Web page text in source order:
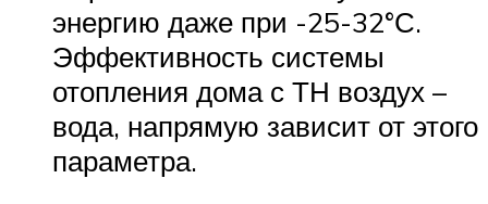
энергию даже при -25-32°С.
Эффективность системы
отопления дома с ТН воздух –
вода, напрямую зависит от этого
параметра.